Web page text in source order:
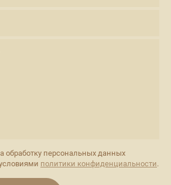
обработку персональных данных
политики конфиденциальности.